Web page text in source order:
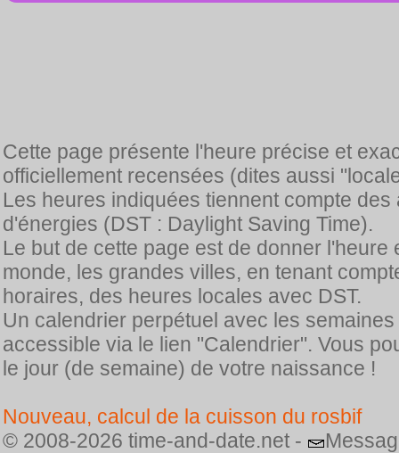
Cette page présente l'heure précise et
officiellement recensées (dites aussi
Les heures indiquées tiennent compte
d'énergies (DST : Daylight Saving Time).
Le but de cette page est de donner
monde, les grandes villes, en tenant
horaires, des heures locales avec DST.
Un calendrier perpétuel avec les
accessible via le lien "Calendrier". Vous
le jour (de semaine) de votre naissance !
Nouveau, calcul de la cuisson du rosbif
© 2008-2026 time-and-date.net -